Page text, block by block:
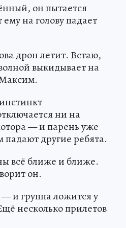
он пытается
на голову падает
дрон летит. Встаю,
выкидывает на
ни на
— и парень уже
другие ребята.
всё ближе и ближе.
он.
и группа ложится у
несколько прилетов